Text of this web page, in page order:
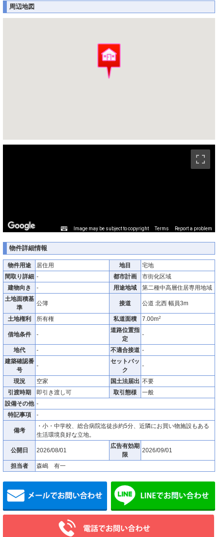
周辺地図
Image may be subject to copyright Terms Report a problem
物件詳細情報
物件用途 居住用 地目
宅地
間取り詳細 - 都市計画
市街化区域
建物向き
- 用途地域
第二種中高層住居専用地域
土地面積基
準
公簿 接道 公道 北西 幅員3m
土地権利 所有権 私道面積 7.00m2
借地条件 -
道路位置指
定
-
地代 - 不適合接道 -
建築確認番
号
-
セットバッ
ク
-
現況 空家 国土法届出 不要
引渡時期
即引き渡し可 取引態様
一般
設備その他 -
特記事項
-
備考
・小・中学校、総合病院迄徒歩約5分、近隣にお買い物施設もある
生活環境良好な立地。
公開日 2026/08/01
広告有効期
限
2026/09/01
担当者 森嶋 有一
メールでお問い合わせ